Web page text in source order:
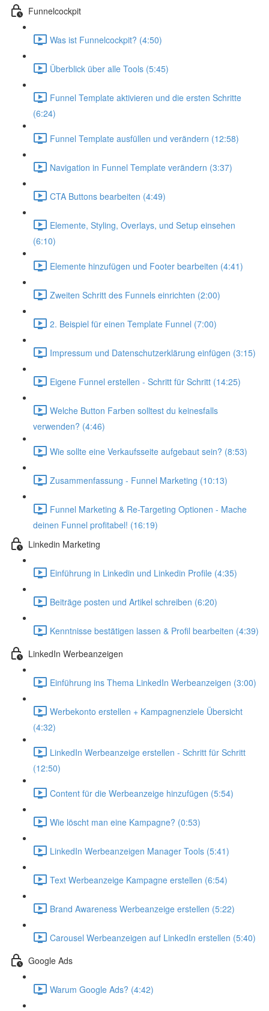
Funnelcockpit
Was ist Funnelcockpit? (4:50)
Überblick über alle Tools (5:45)
Funnel Template aktivieren und die ersten Schritte
(6:24)
Funnel Template ausfüllen und verändern (12:58)
Navigation in Funnel Template verändern (3:37)
CTA Buttons bearbeiten (4:49)
Elemente, Styling, Overlays, und Setup einsehen
(6:10)
Elemente hinzufügen und Footer bearbeiten (4:41)
Zweiten Schritt des Funnels einrichten (2:00)
2. Beispiel für einen Template Funnel (7:00)
Impressum und Datenschutzerklärung einfügen (3:15)
Eigene Funnel erstellen - Schritt für Schritt (14:25)
Welche Button Farben solltest du keinesfalls
verwenden? (4:46)
Wie sollte eine Verkaufsseite aufgebaut sein? (8:53)
Zusammenfassung - Funnel Marketing (10:13)
Funnel Marketing & Re-Targeting Optionen - Mache
deinen Funnel profitabel! (16:19)
Linkedin Marketing
Einführung in Linkedin und Linkedin Profile (4:35)
Beiträge posten und Artikel schreiben (6:20)
Kenntnisse bestätigen lassen & Profil bearbeiten (4:39)
LinkedIn Werbeanzeigen
Einführung ins Thema LinkedIn Werbeanzeigen (3:00)
Werbekonto erstellen + Kampagnenziele Übersicht
(4:32)
LinkedIn Werbeanzeige erstellen - Schritt für Schritt
(12:50)
Content für die Werbeanzeige hinzufügen (5:54)
Wie löscht man eine Kampagne? (0:53)
LinkedIn Werbeanzeigen Manager Tools (5:41)
Text Werbeanzeige Kampagne erstellen (6:54)
Brand Awareness Werbeanzeige erstellen (5:22)
Carousel Werbeanzeigen auf LinkedIn erstellen (5:40)
Google Ads
Warum Google Ads? (4:42)